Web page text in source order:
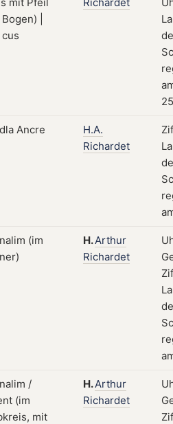
H.A.
Richardet
H.Arthur
Richardet
H.Arthur
Richardet